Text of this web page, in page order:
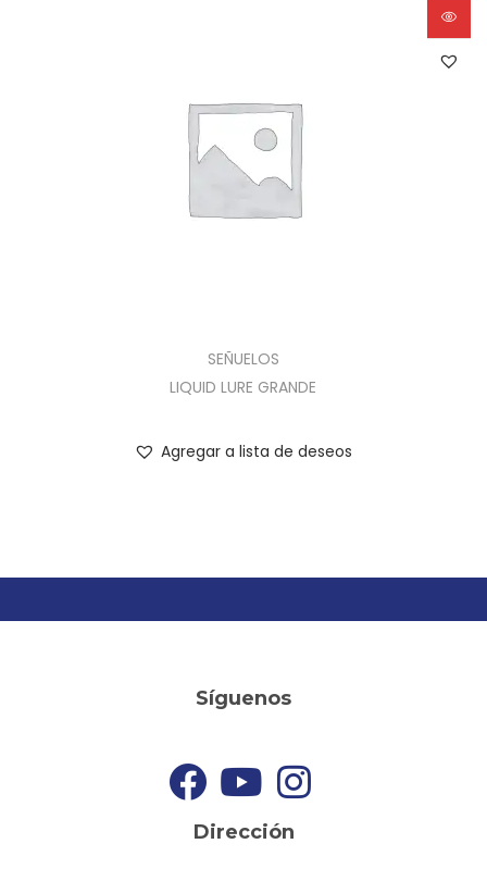
SEÑUELOS
LIQUID LURE GRANDE
Agregar a lista de deseos
Síguenos
Dirección